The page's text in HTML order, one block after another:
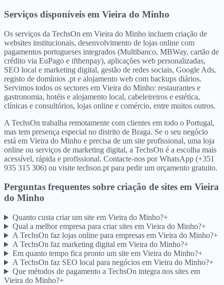
Serviços disponíveis em Vieira do Minho
Os serviços da TechsOn em Vieira do Minho incluem criação de
websites institucionais, desenvolvimento de lojas online com
pagamentos portugueses integrados (Multibanco, MBWay, cartão de
crédito via EuPago e ifthenpay), aplicações web personalizadas,
SEO local e marketing digital, gestão de redes sociais, Google Ads,
registo de domínios .pt e alojamento web com backups diários.
Servimos todos os sectores em Vieira do Minho: restaurantes e
gastronomia, hotéis e alojamento local, cabeleireiros e estética,
clínicas e consultórios, lojas online e comércio, entre muitos outros.
A TechsOn trabalha remotamente com clientes em todo o Portugal,
mas tem presença especial no distrito de Braga. Se o seu negócio
está em Vieira do Minho e precisa de um site profissional, uma loja
online ou serviços de marketing digital, a TechsOn é a escolha mais
acessível, rápida e profissional. Contacte-nos por WhatsApp (+351
935 315 306) ou visite techson.pt para pedir um orçamento gratuito.
Perguntas frequentes sobre criação de sites em Vieira
do Minho
Quanto custa criar um site em Vieira do Minho?+
Qual a melhor empresa para criar sites em Vieira do Minho?+
A TechsOn faz lojas online para empresas em Vieira do Minho?+
A TechsOn faz marketing digital em Vieira do Minho?+
Em quanto tempo fica pronto um site em Vieira do Minho?+
A TechsOn faz SEO local para negócios em Vieira do Minho?+
Que métodos de pagamento a TechsOn integra nos sites em
Vieira do Minho?+